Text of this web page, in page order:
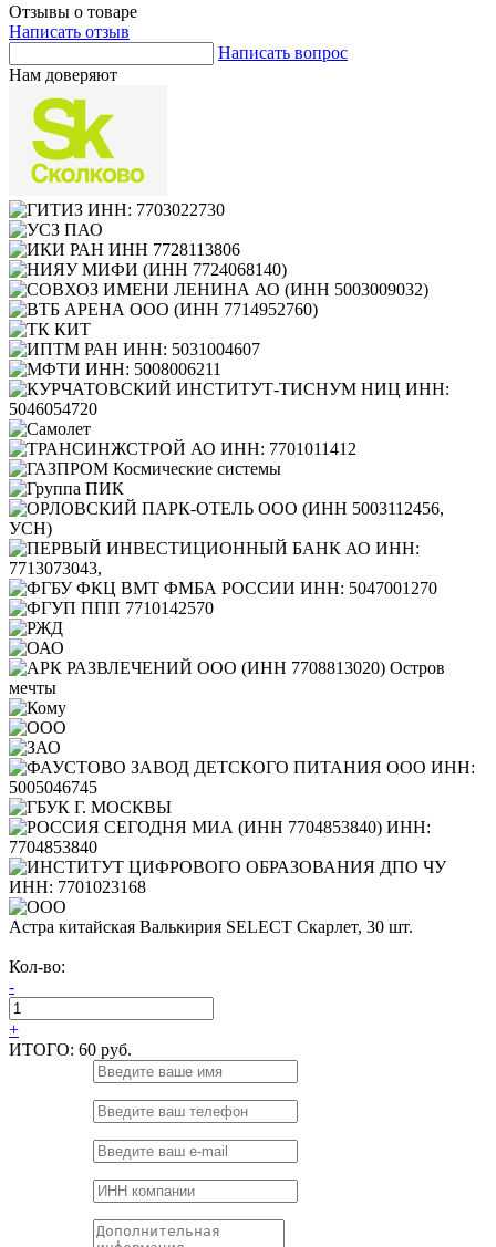
Отзывы о товаре
Написать отзыв
Написать вопрос
Нам доверяют
Астра китайская Валькирия SELECT Скарлет, 30 шт.
Кол-во:
-
+
ИТОГО: 60 руб.